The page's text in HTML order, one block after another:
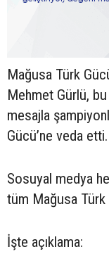
Mağusa Türk
Mehmet Gürlü, bu
mesajla
Gücü’ne veda etti.
Sosuyal medya
tüm Mağusa Türk
İşte açıklama: